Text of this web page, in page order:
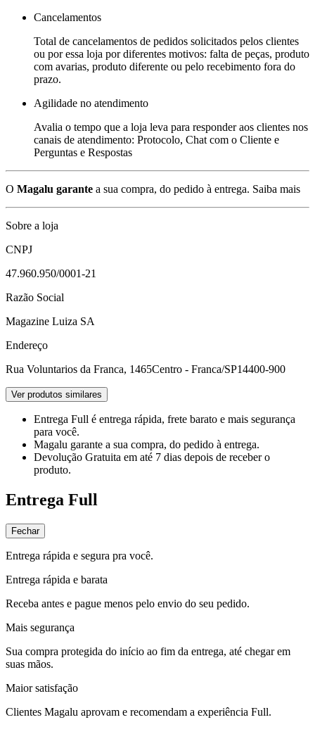
Cancelamentos
Total de cancelamentos de pedidos solicitados pelos clientes
ou por essa loja por diferentes motivos: falta de peças, produto
com avarias, produto diferente ou pelo recebimento fora do
prazo.
Agilidade no atendimento
Avalia o tempo que a loja leva para responder aos clientes nos
canais de atendimento: Protocolo, Chat com o Cliente e
Perguntas e Respostas
O Magalu garante a sua compra, do pedido à entrega. Saiba mais
Sobre a loja
CNPJ
47.960.950/0001-21
Razão Social
Magazine Luiza SA
Endereço
Rua Voluntarios da Franca, 1465Centro - Franca/SP14400-900
Ver produtos similares
Entrega Full é entrega rápida, frete barato e mais segurança
para você.
Magalu garante a sua compra, do pedido à entrega.
Devolução Gratuita em até 7 dias depois de receber o
produto.
Entrega Full
Fechar
Entrega rápida e segura pra você.
Entrega rápida e barata
Receba antes e pague menos pelo envio do seu pedido.
Mais segurança
Sua compra protegida do início ao fim da entrega, até chegar em
suas mãos.
Maior satisfação
Clientes Magalu aprovam e recomendam a experiência Full.